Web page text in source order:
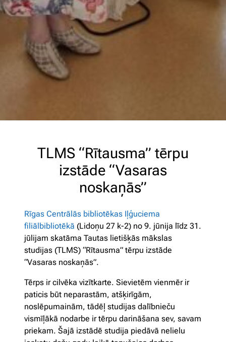
TLMS “Rītausma” tērpu
izstāde “Vasaras
noskaņās”
Rīgas Centrālās bibliotēkas Iļģuciema
filiālbibliotēkā (Lidoņu 27 k-2) no 9. jūnija līdz 31.
jūlijam skatāma Tautas lietišķās mākslas
studijas (TLMS) “Rītausma” tērpu izstāde
“Vasaras noskaņās”.
Tērps ir cilvēka vizītkarte. Sievietēm vienmēr ir
paticis būt neparastām, atšķirīgām,
noslēpumainām, tādēļ studijas dalībnieču
vismīļākā nodarbe ir tērpu darināšana sev, savam
priekam. Šajā izstādē studija piedāvā nelielu